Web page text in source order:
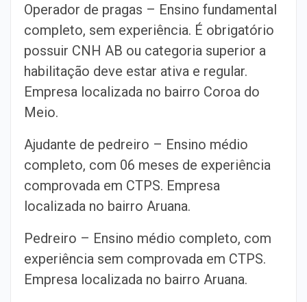
Operador de pragas – Ensino fundamental
completo, sem experiência. É obrigatório
possuir CNH AB ou categoria superior a
habilitação deve estar ativa e regular.
Empresa localizada no bairro Coroa do
Meio.
Ajudante de pedreiro – Ensino médio
completo, com 06 meses de experiência
comprovada em CTPS. Empresa
localizada no bairro Aruana.
Pedreiro – Ensino médio completo, com
experiência sem comprovada em CTPS.
Empresa localizada no bairro Aruana.